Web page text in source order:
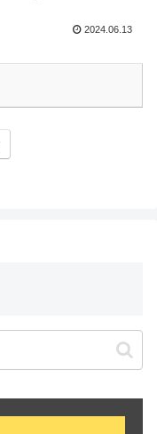
2024.06.13